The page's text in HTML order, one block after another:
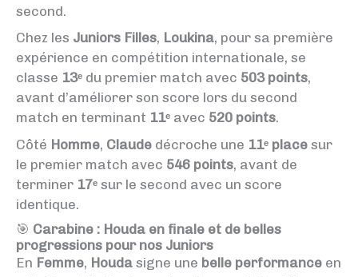
second.
Chez les Juniors Filles, Loukina, pour sa première
expérience en compétition internationale, se
classe 13ᵉ du premier match avec 503 points,
avant d’améliorer son score lors du second
match en terminant 11ᵉ avec 520 points.
Côté Homme, Claude décroche une 11ᵉ place sur
le premier match avec 546 points, avant de
terminer 17ᵉ sur le second avec un score
identique.
🎯 Carabine : Houda en finale et de belles
progressions pour nos Juniors
En Femme, Houda signe une belle performance en